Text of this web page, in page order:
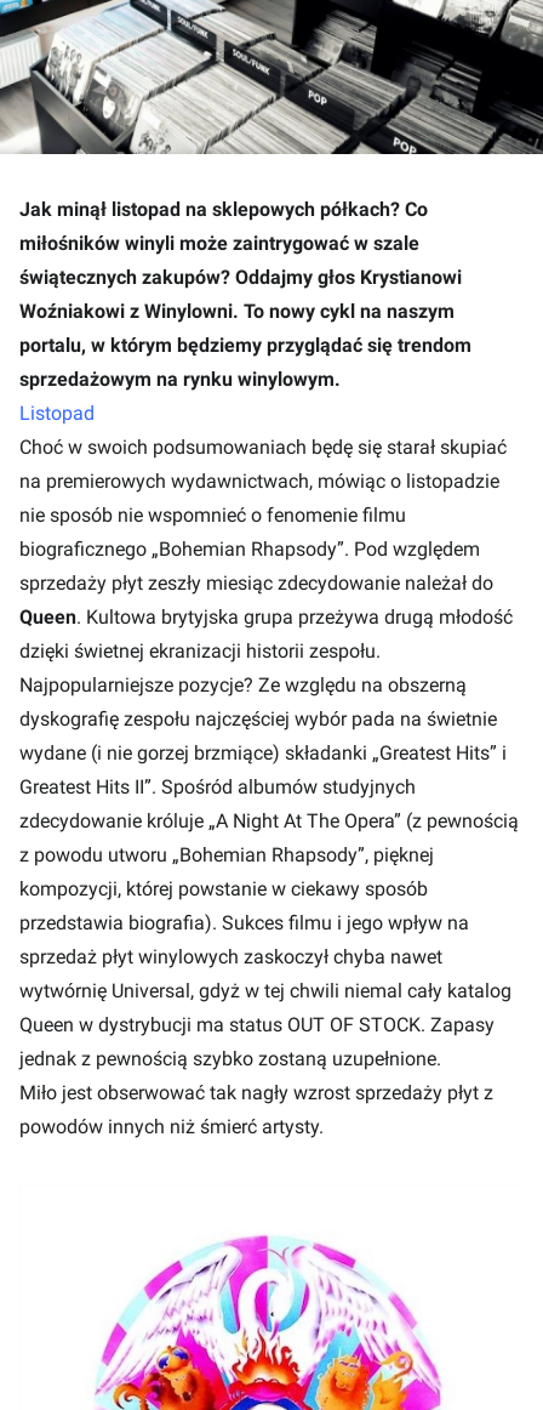
Jak minął listopad na sklepowych półkach? Co
miłośników winyli może zaintrygować w szale
świątecznych zakupów? Oddajmy głos Krystianowi
Woźniakowi z Winylowni. To nowy cykl na naszym
portalu, w którym będziemy przyglądać się trendom
sprzedażowym na rynku winylowym.
Listopad
Choć w swoich podsumowaniach będę się starał skupiać
na premierowych wydawnictwach, mówiąc o listopadzie
nie sposób nie wspomnieć o fenomenie filmu
biograficznego „Bohemian Rhapsody”. Pod względem
sprzedaży płyt zeszły miesiąc zdecydowanie należał do
Queen. Kultowa brytyjska grupa przeżywa drugą młodość
dzięki świetnej ekranizacji historii zespołu.
Najpopularniejsze pozycje? Ze względu na obszerną
dyskografię zespołu najczęściej wybór pada na świetnie
wydane (i nie gorzej brzmiące) składanki „Greatest Hits” i
Greatest Hits II”. Spośród albumów studyjnych
zdecydowanie króluje „A Night At The Opera” (z pewnością
z powodu utworu „Bohemian Rhapsody”, pięknej
kompozycji, której powstanie w ciekawy sposób
przedstawia biografia). Sukces filmu i jego wpływ na
sprzedaż płyt winylowych zaskoczył chyba nawet
wytwórnię Universal, gdyż w tej chwili niemal cały katalog
Queen w dystrybucji ma status OUT OF STOCK. Zapasy
jednak z pewnością szybko zostaną uzupełnione.
Miło jest obserwować tak nagły wzrost sprzedaży płyt z
powodów innych niż śmierć artysty.